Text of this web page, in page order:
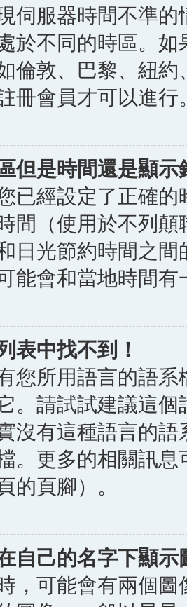
伺服器時間不準
於不同的時區。
倫敦、巴黎、紐
冊會員才可以進
但是時間還是顯示
已經設定了正確
間（使用於不列
日光節約時間之
能會和當地時間
表中找不到！
您所用語言的語
。請試試建議這
沒有這種語言的
。更多的相關訊
的頁腳）。
自己的名字下顯示
，可能會有兩個